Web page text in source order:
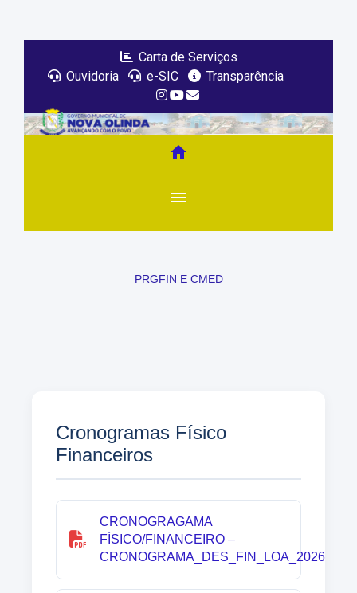
Carta de Serviços
Ouvidoria
e-SIC Transparência
menu
home
PRGFIN E CMED
Cronogramas Físico
Financeiros
CRONOGRAGAMA
FÍSICO/FINANCEIRO –
CRONOGRAMA_DES_FIN_LOA_2026